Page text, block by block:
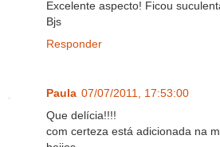
Excelente aspecto! Ficou
Bjs
Responder
Paula 07/07/2011, 17:53:00
Que delícia!!!!
com certeza está adicionada na